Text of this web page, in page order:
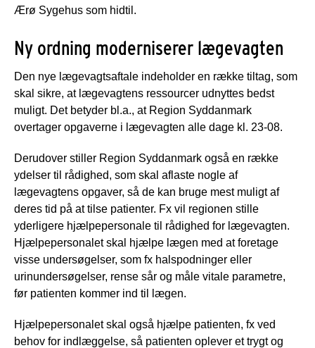
Ærø Sygehus som hidtil.
Ny ordning moderniserer lægevagten
Den nye lægevagtsaftale indeholder en række tiltag, som
skal sikre, at lægevagtens ressourcer udnyttes bedst
muligt. Det betyder bl.a., at Region Syddanmark
overtager opgaverne i lægevagten alle dage kl. 23-08.
Derudover stiller Region Syddanmark også en række
ydelser til rådighed, som skal aflaste nogle af
lægevagtens opgaver, så de kan bruge mest muligt af
deres tid på at tilse patienter. Fx vil regionen stille
yderligere hjælpepersonale til rådighed for lægevagten.
Hjælpepersonalet skal hjælpe lægen med at foretage
visse undersøgelser, som fx halspodninger eller
urinundersøgelser, rense sår og måle vitale parametre,
før patienten kommer ind til lægen.
Hjælpepersonalet skal også hjælpe patienten, fx ved
behov for indlæggelse, så patienten oplever et trygt og